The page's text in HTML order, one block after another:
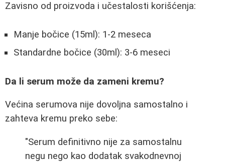
Zavisno od proizvoda i učestalosti korišćenja:
Manje bočice (15ml): 1-2 meseca
Standardne bočice (30ml): 3-6 meseci
Da li serum može da zameni kremu?
Većina serumova nije dovoljna samostalno i
zahteva kremu preko sebe:
"Serum definitivno nije za samostalnu
negu nego kao dodatak svakodnevnoj